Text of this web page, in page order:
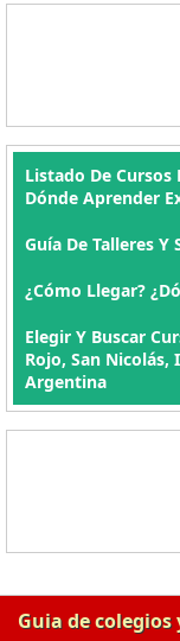
Listado De
Dónde Aprender
Guía De Talleres
¿Cómo Llegar?
Elegir Y Buscar
Rojo, San
Argentina
Guia de